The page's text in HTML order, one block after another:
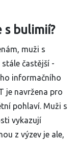
s bulimií?
muži s
častější -
informačního
je navržena pro
pohlaví. Muži s
vykazují
z výzev je ale,